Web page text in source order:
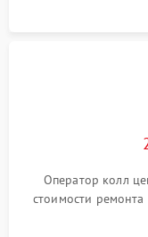
Оператор колл
стоимости